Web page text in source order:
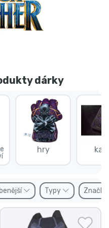
dárky
hry
Typy Značky